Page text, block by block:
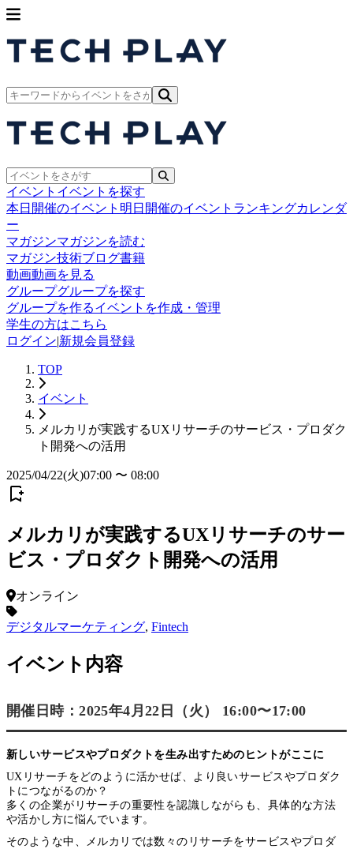
イベント イベントを探す
本日開催のイベント 明日開催のイベント ランキングカレンダ
ー
マガジンマガジンを読む
マガジン技術ブログ書籍
動画動画を見る
グループグループを探す
グループを作るイベントを作成・管理
学生の方はこちら
ログイン|新規会員登録
TOP
イベント
メルカリが実践するUXリサーチのサービス・プロダク
ト開発への活用
2025/04/22(火)07:00 〜 08:00
メルカリが実践するUXリサーチのサー
ビス・プロダクト開発への活用
オンライン
デジタルマーケティング, Fintech
イベント内容
開催日時：2025年4月22日（火） 16:00〜17:00
新しいサービスやプロダクトを生み出すためのヒントがここに
UXリサーチをどのように活かせば、より良いサービスやプロダク
トにつながるのか？
多くの企業がリサーチの重要性を認識しながらも、具体的な方法
や活かし方に悩んでいます。
そのような中、メルカリでは数々のリサーチをサービスやプロダ